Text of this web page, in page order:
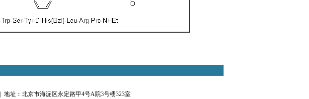
| 地址：北京市海淀区永定路甲4号A院3号楼323室